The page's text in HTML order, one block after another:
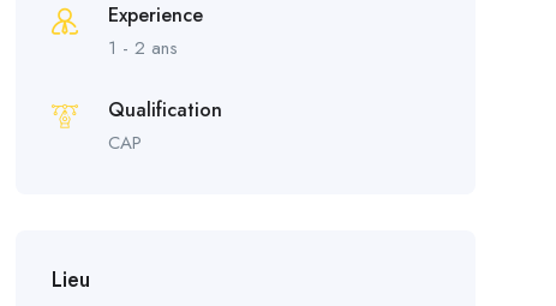
Experience
1 - 2 ans
Qualification
CAP
Lieu